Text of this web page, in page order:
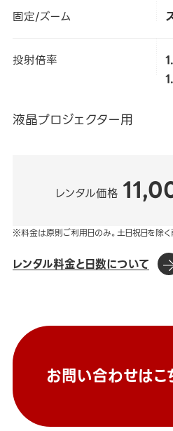
固定/ズーム
投射倍率
液晶プロジェクター用
レンタル価格
※料金は原則ご利用日のみ。土日祝日を除く
レンタル料金と日数について
お問い合わせはこ